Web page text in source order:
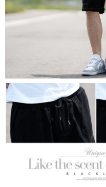
Kedua, Sekatan Pembayaran
1. Jumlah yang diperakui untuk
NT$10,000. Amaun diperakui
keputusan pensijilan dan semakan
2. Amaun perbelanjaan minimum
3. Pada masa ini hanya tersedia
Ketiga, Syarat Perkhidmatan
Perkhidmatan AFTEE Beli
Taiwan, Inc. dan AFTEE akan
akan menggunakan data peribadi
pembeli, no. telefon, nama
penggunaan perkhidmatan. Sila
Data Peribadi, Pemprosesan,
(https://aftee.tw/privacypolicy/
)
Jumlah yang diperakui untuk
kelulusan boleh sehingga
pembayaran dalam tempoh
20% setahun akan dikenakan.
NT$3,000 atau lebih